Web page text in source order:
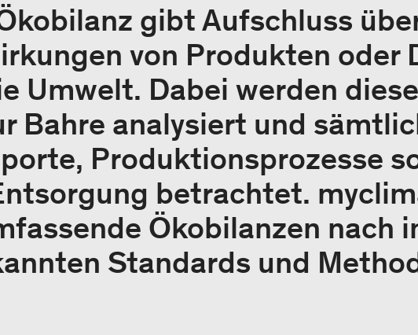
gibt Aufschluss
von Produkten oder
Umwelt. Dabei werden
Bahre analysiert und
Produktionsprozesse
betrachtet.
Ökobilanzen nach
Standards und